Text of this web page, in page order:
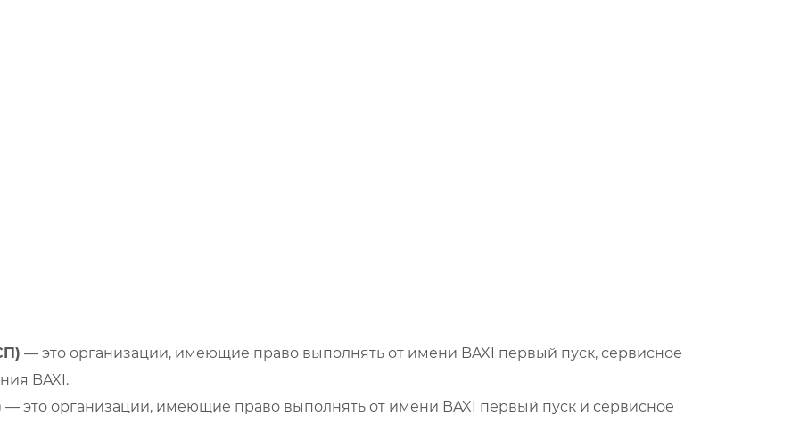
— это организации, имеющие право выполнять от имени BAXI первый пуск, сервисное
BAXI.
— это организации, имеющие право выполнять от имени BAXI первый пуск и сервисное